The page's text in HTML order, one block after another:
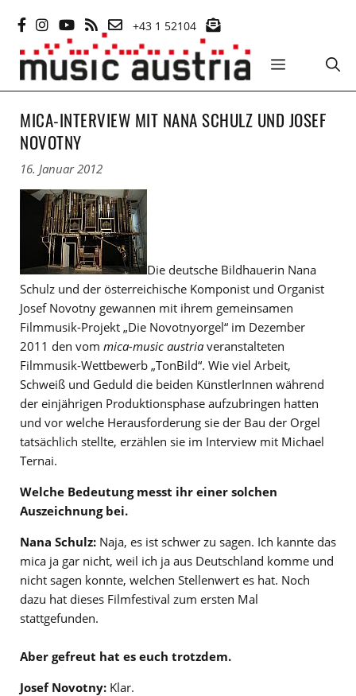
Inhalt
springen
+43 1 52104
MENÜ
MICA-INTERVIEW MIT NANA SCHULZ UND JOSEF
NOVOTNY
16. Januar 2012
Die deutsche Bildhauerin Nana
Schulz und der österreichische Komponist und Organist
Josef Novotny gewannen mit ihrem gemeinsamen
Filmmusik-Projekt „Die Novotnyorgel“ im Dezember
2011 den vom mica-music austria veranstalteten
Filmmusik-Wettbewerb „TonBild“. Wie viel Arbeit,
Schweiß und Geduld die beiden KünstlerInnen während
der einjährigen Produktionsphase aufzubringen hatten
und vor welche Herausforderung sie der Bau der Orgel
tatsächlich stellte, erzählen sie im Interview mit Michael
Ternai.
Welche Bedeutung messt ihr einer solchen
Auszeichnung bei.
Nana Schulz: Naja, es ist schwer zu sagen. Ich kannte das
mica ja gar nicht, weil ich ja aus Deutschland komme und
nicht sagen konnte, welchen Stellenwert es hat. Noch
dazu hat dieses Filmfestival zum ersten Mal
stattgefunden.
Aber gefreut hat es euch trotzdem.
Josef Novotny: Klar.